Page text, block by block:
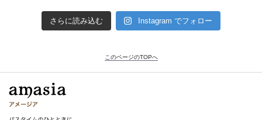
さらに読み込む Instagram でフォロー
このページのTOPへ